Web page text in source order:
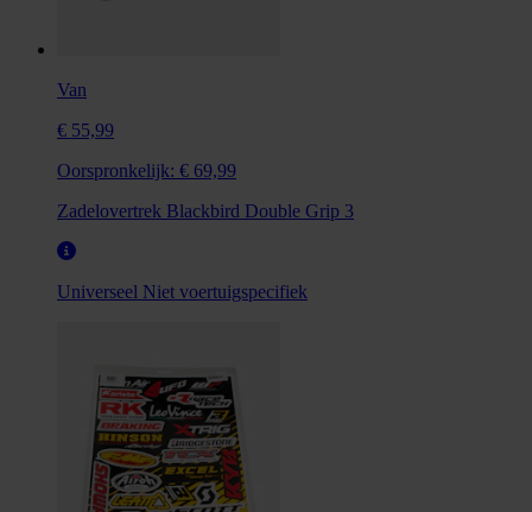
Van
€ 55,99
Oorspronkelijk: € 69,99
Zadelovertrek Blackbird Double Grip 3
Universeel Niet voertuigspecifiek